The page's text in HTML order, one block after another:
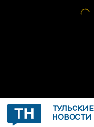
ТУЛЬСКИЕ
НОВОСТИ